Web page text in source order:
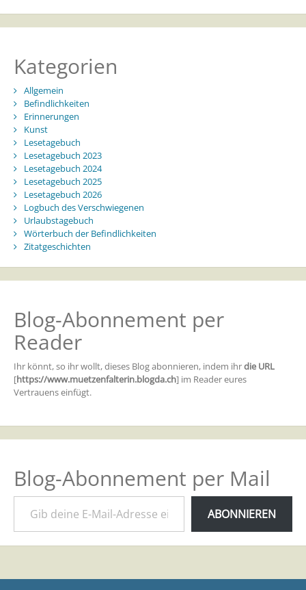
Kategorien
Allgemein
Befindlichkeiten
Erinnerungen
Kunst
Lesetagebuch
Lesetagebuch 2023
Lesetagebuch 2024
Lesetagebuch 2025
Lesetagebuch 2026
Logbuch des Verschwiegenen
Urlaubstagebuch
Wörterbuch der Befindlichkeiten
Zitatgeschichten
Blog-Abonnement per
Reader
Ihr könnt, so ihr wollt, dieses Blog abonnieren, indem ihrdie URL
[https://www.muetzenfalterin.blogda.ch] im Reader eures
Vertrauens einfügt.
Blog-Abonnement per Mail
Gib deine E-Mail-Adresse ein ...
ABONNIEREN